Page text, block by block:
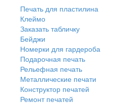
Печать для пластилина
Клеймо
Заказать табличку
Бейджи
Номерки для гардероба
Подарочная печать
Рельефная печать
Металлические печати
Конструктор печатей
Ремонт печатей